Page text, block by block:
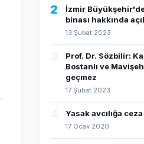
2
İzmir
binası hakkında
13 Şubat 2023
Prof. Dr. Sözbilir:
Bostanlı ve
geçmez
17 Şubat 2023
Yasak avcılığa ceza
17 Ocak 2020